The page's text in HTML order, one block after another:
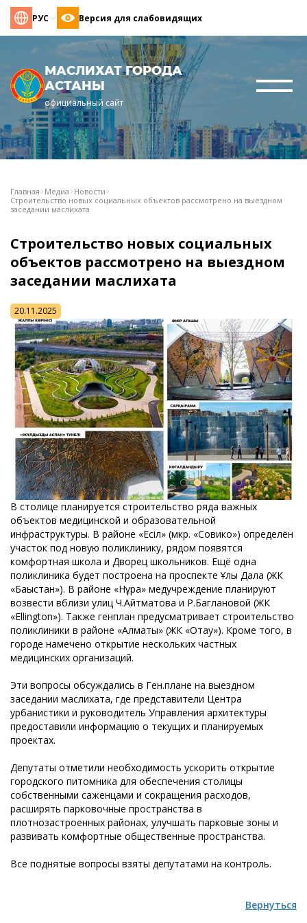
РУС Версия для слабовидящих
МАСЛИХАТ ГОРОДА
АСТАНЫ
официальный сайт
Главная Медиа Новости
Строительство новых социальных объектов рассмотрено на выездном
заседании маслихата
Строительство новых социальных
объектов рассмотрено на выездном
заседании маслихата
20.11.2025
В столице планируется строительство ряда важных
объектов медицинской и образовательной
инфраструктуры. В районе «Есіл» (мкр. «Совико») определён
участок под новую поликлинику, рядом появятся
комфортная школа и Дворец школьников. Ещё одна
поликлиника будет построена на проспекте Ұлы Дала (ЖК
«Бағыстан»). В районе «Нұра» медучреждение планируют
возвести вблизи улиц Ч.Айтматова и Р.Баглановой (ЖК
«Ellington»). Также генплан предусматривает строительство
поликлиники в районе «Алматы» (ЖК «Отау»). Кроме того, в
городе намечено открытие нескольких частных
медицинских организаций.
Эти вопросы обсуждались в Ген.плане на выездном
заседании маслихата, где представители Центра
урбанистики и руководитель Управления архитектуры
предоставили информацию о текущих и планируемых
проектах.
Депутаты отметили необходимость ускорить открытие
городского питомника для обеспечения столицы
собственными саженцами и сокращения расходов,
расширять парковочные пространства в
плотнозастроенных районах, улучшать парковые зоны и
развивать комфортные общественные пространства.
Все поднятые вопросы взяты депутатами на контроль.
Вернуться